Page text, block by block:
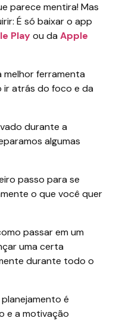
parece mentira! Mas
É só baixar o app
Playou daApple
melhor ferramenta
ir atrás do foco e da
durante a
algumas
passo para se
o que você quer
passar em um
uma certa
durante todo o
é
e a motivação